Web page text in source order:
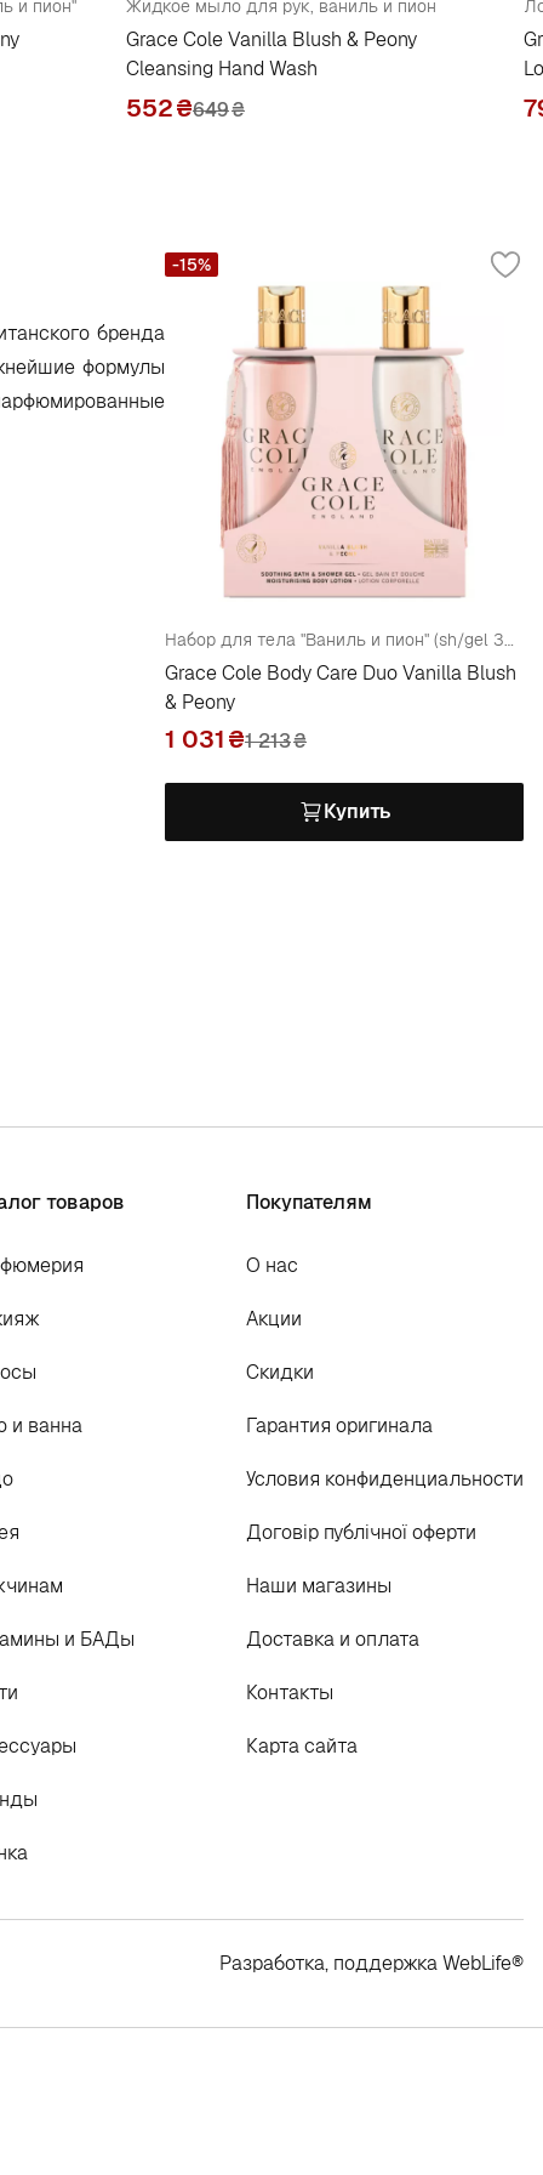
и пион" Жидкое мыло для рук, ваниль и пион
Grace Cole Vanilla Blush & Peony
Cleansing Hand Wash
552₴649₴
бренда
формулы
Набор для тела "Ваниль и пион" (sh/gel 300ml+b/lot 300ml)
Grace Cole Body Care Duo Vanilla Blush
& Peony
1 031 1 213₴
Купить
-15%
товаров
и ванна
и БАДы
Покупателям
О нас
Акции
Скидки
Гарантия оригинала
Условия конфиденциальности
Договір публічної оферти
Наши магазины
Доставка и оплата
Контакты
Карта сайта
Разработка, поддержкаWebLife®